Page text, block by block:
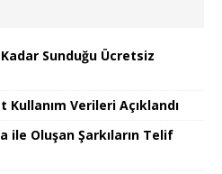
Sunduğu Ücretsiz
Kullanım Verileri Açıklandı
ile Oluşan Şarkıların Telif